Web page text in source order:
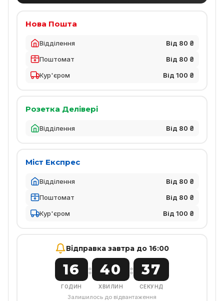
Нова Пошта
Відділення
Від 80 ₴
Поштомат
Від 80 ₴
Кур'єром
Від 100 ₴
Розетка Делівері
Відділення Від 80 ₴
Міст Експрес
Відділення
Від 80 ₴
Поштомат
Від 80 ₴
Кур'єром
Від 100 ₴
Відправка завтра до 16:00
16
ГОДИН
: 40
ХВИЛИН
: 37
СЕКУНД
Залишилось до відвантаження